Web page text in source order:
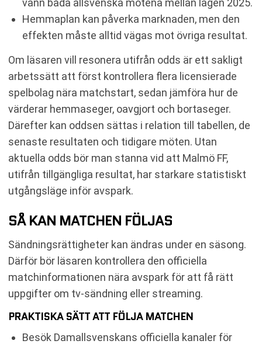
vann båda allsvenska mötena mellan lagen 2025.
Hemmaplan kan påverka marknaden, men den
effekten måste alltid vägas mot övriga resultat.
Om läsaren vill resonera utifrån odds är ett sakligt
arbetssätt att först kontrollera flera licensierade
spelbolag nära matchstart, sedan jämföra hur de
värderar hemmaseger, oavgjort och bortaseger.
Därefter kan oddsen sättas i relation till tabellen, de
senaste resultaten och tidigare möten. Utan
aktuella odds bör man stanna vid att Malmö FF,
utifrån tillgängliga resultat, har starkare statistiskt
utgångsläge inför avspark.
SÅ KAN MATCHEN FÖLJAS
Sändningsrättigheter kan ändras under en säsong.
Därför bör läsaren kontrollera den officiella
matchinformationen nära avspark för att få rätt
uppgifter om tv-sändning eller streaming.
PRAKTISKA SÄTT ATT FÖLJA MATCHEN
Besök Damallsvenskans officiella kanaler för